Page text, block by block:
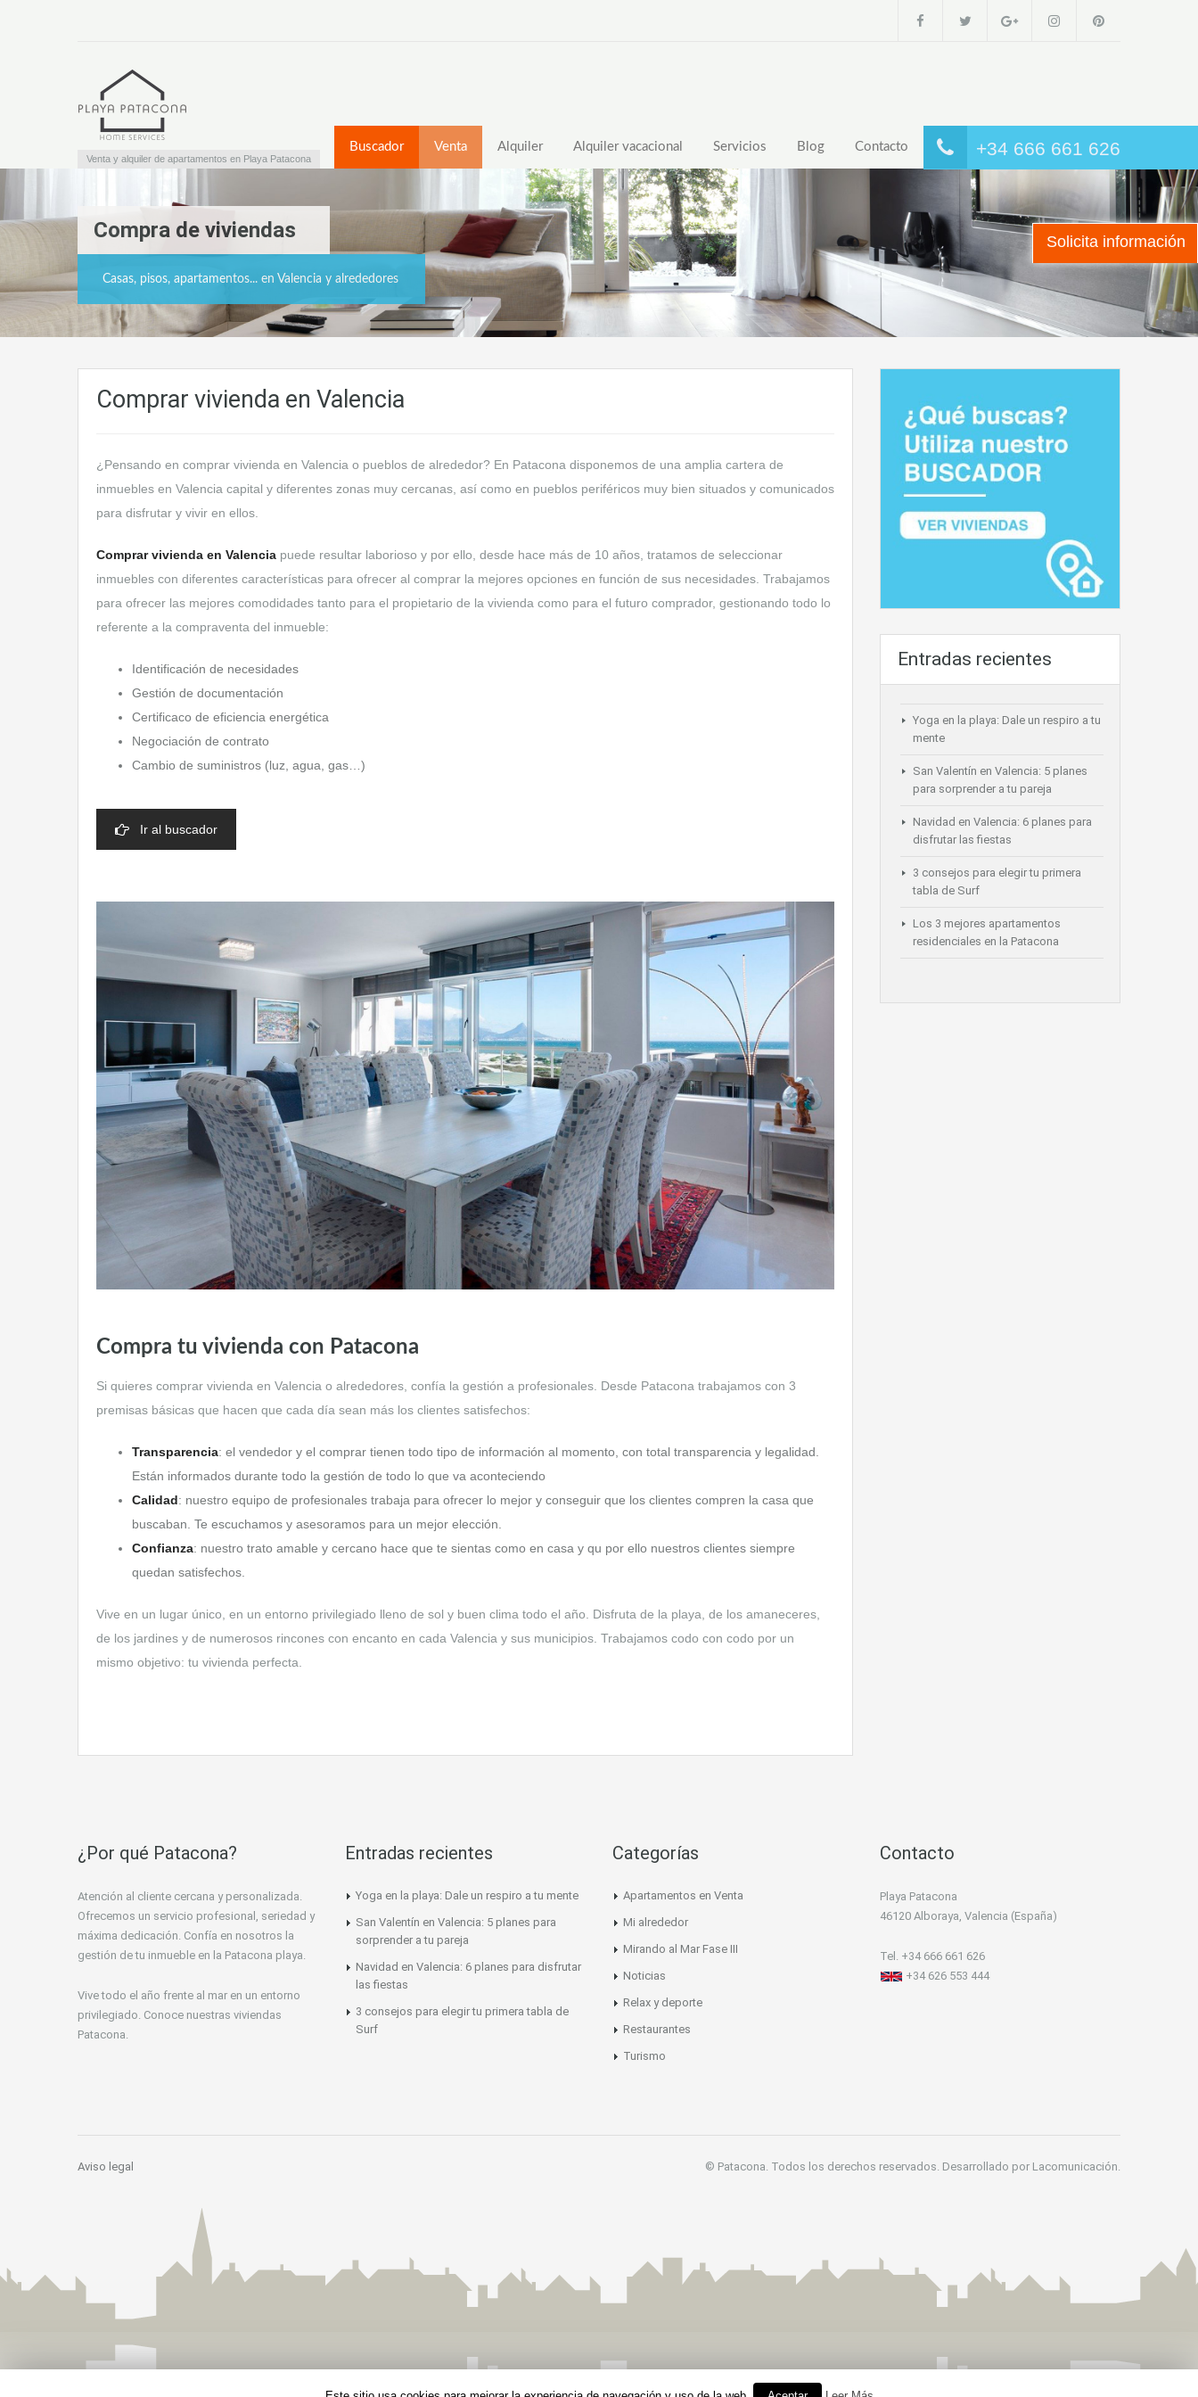
Venta y alquiler de apartamentos en Playa Patacona +34 666 661 626
Buscador Venta Alquiler Alquiler vacacional Servicios Blog Contacto
Compra de viviendas
Casas, pisos, apartamentos... en Valencia y alrededores
Comprar vivienda en Valencia
¿Pensando en comprar vivienda en Valencia o pueblos de alrededor? En Patacona disponemos de una amplia cartera de
inmuebles en Valencia capital y diferentes zonas muy cercanas, así como en pueblos periféricos muy bien situados y comunicados
para disfrutar y vivir en ellos.
Comprar vivienda en Valencia puede resultar laborioso y por ello, desde hace más de 10 años, tratamos de seleccionar
inmuebles con diferentes características para ofrecer al comprar la mejores opciones en función de sus necesidades. Trabajamos
para ofrecer las mejores comodidades tanto para el propietario de la vivienda como para el futuro comprador, gestionando todo lo
referente a la compraventa del inmueble:
Identificación de necesidades
Gestión de documentación
Certificaco de eficiencia energética
Negociación de contrato
Cambio de suministros (luz, agua, gas…)
Ir al buscador
Compra tu vivienda con Patacona
Si quieres comprar vivienda en Valencia o alrededores, confía la gestión a profesionales. Desde Patacona trabajamos con 3
premisas básicas que hacen que cada día sean más los clientes satisfechos:
Transparencia: el vendedor y el comprar tienen todo tipo de información al momento, con total transparencia y legalidad.
Están informados durante todo la gestión de todo lo que va aconteciendo
Calidad: nuestro equipo de profesionales trabaja para ofrecer lo mejor y conseguir que los clientes compren la casa que
buscaban. Te escuchamos y asesoramos para un mejor elección.
Confianza: nuestro trato amable y cercano hace que te sientas como en casa y qu por ello nuestros clientes siempre
quedan satisfechos.
Vive en un lugar único, en un entorno privilegiado lleno de sol y buen clima todo el año. Disfruta de la playa, de los amaneceres,
de los jardines y de numerosos rincones con encanto en cada Valencia y sus municipios. Trabajamos codo con codo por un
mismo objetivo: tu vivienda perfecta.
Entradas recientes
Yoga en la playa: Dale un respiro a tu
mente
San Valentín en Valencia: 5 planes
para sorprender a tu pareja
Navidad en Valencia: 6 planes para
disfrutar las fiestas
3 consejos para elegir tu primera
tabla de Surf
Los 3 mejores apartamentos
residenciales en la Patacona
¿Por qué Patacona?
Atención al cliente cercana y personalizada.
Ofrecemos un servicio profesional, seriedad y
máxima dedicación. Confía en nosotros la
gestión de tu inmueble en la Patacona playa.
Vive todo el año frente al mar en un entorno
privilegiado. Conoce nuestras viviendas
Patacona.
Entradas recientes
Yoga en la playa: Dale un respiro a tu mente
San Valentín en Valencia: 5 planes para
sorprender a tu pareja
Navidad en Valencia: 6 planes para disfrutar
las fiestas
3 consejos para elegir tu primera tabla de
Surf
Categorías
Apartamentos en Venta
Mi alrededor
Mirando al Mar Fase III
Noticias
Relax y deporte
Restaurantes
Turismo
Contacto
Playa Patacona
46120 Alboraya, Valencia (España)
Tel. +34 666 661 626
+34 626 553 444
Aviso legal © Patacona. Todos los derechos reservados. Desarrollado por Lacomunicación.
Solicita información